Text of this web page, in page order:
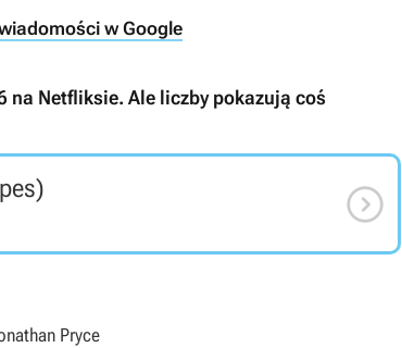
w Google
na Netfliksie. Ale liczby pokazują coś

Pryce